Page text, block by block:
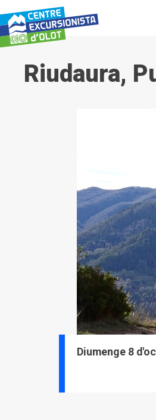
al
contingut
Riudaura,
Diumenge 8